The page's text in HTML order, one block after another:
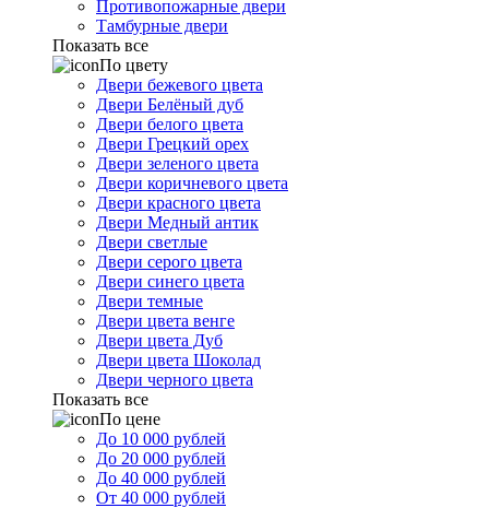
Противопожарные двери
Тамбурные двери
Показать все
По цвету
Двери бежевого цвета
Двери Белёный дуб
Двери белого цвета
Двери Грецкий орех
Двери зеленого цвета
Двери коричневого цвета
Двери красного цвета
Двери Медный антик
Двери светлые
Двери серого цвета
Двери синего цвета
Двери темные
Двери цвета венге
Двери цвета Дуб
Двери цвета Шоколад
Двери черного цвета
Показать все
По цене
До 10 000 рублей
До 20 000 рублей
До 40 000 рублей
От 40 000 рублей